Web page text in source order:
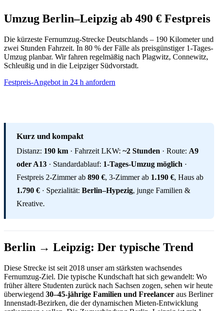
Umzug Berlin–Leipzig ab 490 € Festpreis
Die kürzeste Fernumzug-Strecke Deutschlands – 190 Kilometer und
zwei Stunden Fahrzeit. In 80 % der Fälle als preisgünstiger 1-Tages-
Umzug planbar. Wir fahren regelmäßig nach Plagwitz, Connewitz,
Schleußig und in die Leipziger Südvorstadt.
Festpreis-Angebot in 24 h anfordern
Kurz und kompakt
Distanz: 190 km · Fahrzeit LKW: ~2 Stunden · Route: A9
oder A13 · Standardablauf: 1-Tages-Umzug möglich ·
Festpreis 2-Zimmerab 890 €, 3-Zimmerab 1.190 €, Haus ab
1.790 € · Spezialität: Berlin–Hypezig, junge Familien &
Kreative.
Berlin → Leipzig: Der typische Trend
Diese Strecke ist seit 2018 unser am stärksten wachsendes
Fernumzug-Ziel. Die typische Kundschaft hat sich gewandelt: Wo
früher ältere Studenten zurück nach Sachsen zogen, sehen wir heute
überwiegend 30–45-jährige Familien und Freelancer aus Berliner
Innenstadt-Bezirken, die der dynamischen Mieten-Entwicklung